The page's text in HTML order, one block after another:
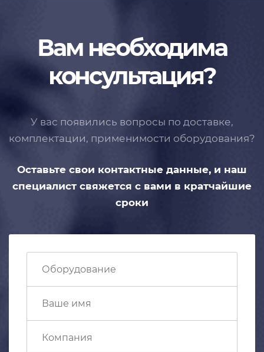
Вам необходима
консультация?
У вас появились вопросы по доставке,
комплектации, применимости оборудования?
Оставьте свои контактные данные, и наш
специалист свяжется с вами в кратчайшие
сроки